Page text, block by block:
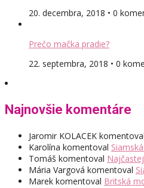
20. decembra, 2018 • 0
Prečo mačka pradie?
22. septembra, 2018 • 0
Najnovšie komentáre
Jaromir KOLACEK komentoval
Karolína komentoval
Tomáš komentoval
Mária Vargová komentoval
Marek komentoval Britská